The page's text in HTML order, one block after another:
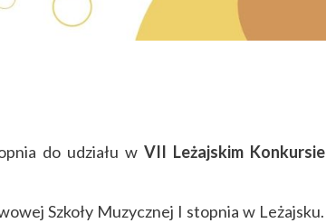
do udziału w VII Leżajskim Konkursie
Szkoły Muzycznej I stopnia w Leżajsku.